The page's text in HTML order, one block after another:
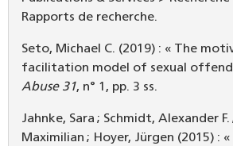
Rapports de recherche.
Seto, Michael C. (2019) : « The
facilitation model of sexual
Abuse 31, n° 1, pp. 3 ss.
Jahnke, Sara ; Schmidt, Alexander
Maximilian ; Hoyer, Jürgen (2015) :